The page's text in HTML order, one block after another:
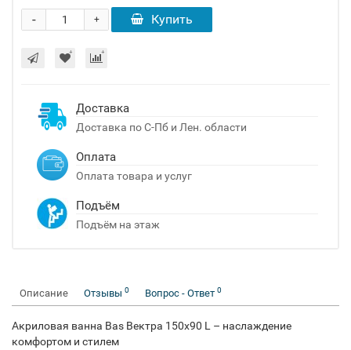
+
- Купить
Доставка
Доставка по С-Пб и Лен. области
Оплата
Оплата товара и услуг
Подъём
Подъём на этаж
Описание Отзывы 0 Вопрос - Ответ 0
Акриловая ванна Bas Вектра 150x90 L – наслаждение
комфортом и стилем